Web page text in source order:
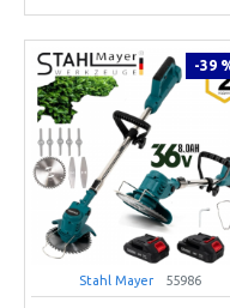
-39
Stahl Mayer 55986